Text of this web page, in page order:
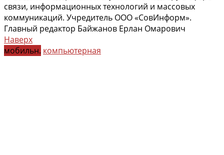
связи, информационных технологий и массовых
коммуникаций. Учредитель ООО «СовИнформ».
Главный редактор Байжанов Ерлан Омарович
Наверх
мобильн. компьютерная